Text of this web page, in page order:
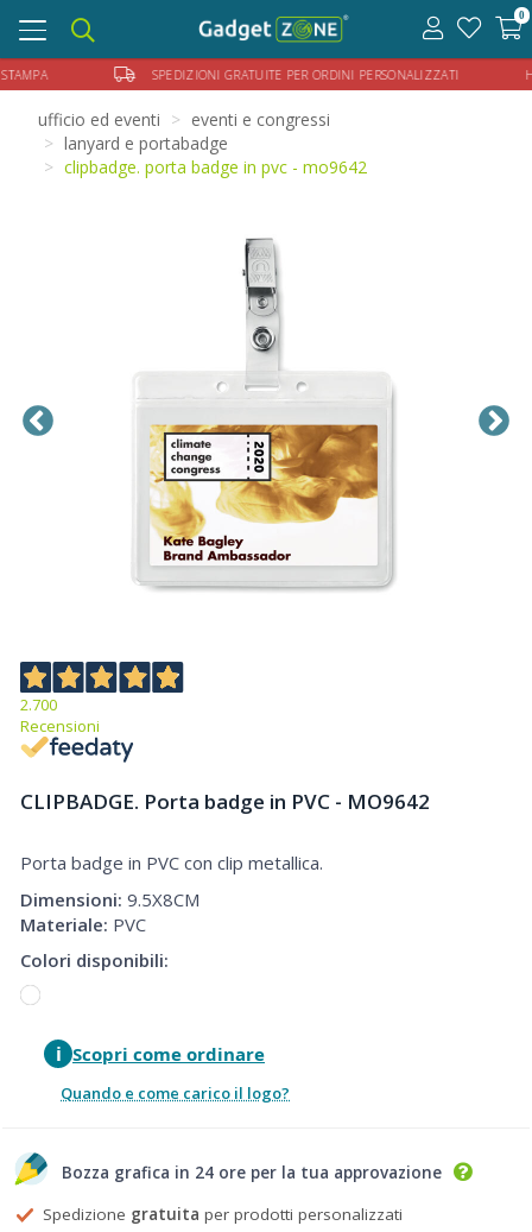
STAMPA SPEDIZIONI GRATUITE PER ORDINI PERSONALIZZATI HAI
Toggle
navigation
0
ufficio ed eventi
eventi e congressi
lanyard e portabadge
clipbadge. porta badge in pvc - mo9642
2.700
Recensioni
CLIPBADGE. Porta badge in PVC - MO9642
Porta badge in PVC con clip metallica.
Dimensioni: 9.5X8CM
Materiale: PVC
Colori disponibili:
i Scopri come ordinare
Quando e come carico il logo?
Bozza grafica in 24 ore per la tua approvazione
Spedizione gratuita per prodotti personalizzati